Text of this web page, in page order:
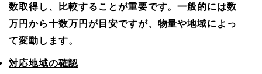
数取得し、比較することが重要です。一般的には数
万円から十数万円が目安ですが、物量や地域によっ
て変動します。
対応地域の確認